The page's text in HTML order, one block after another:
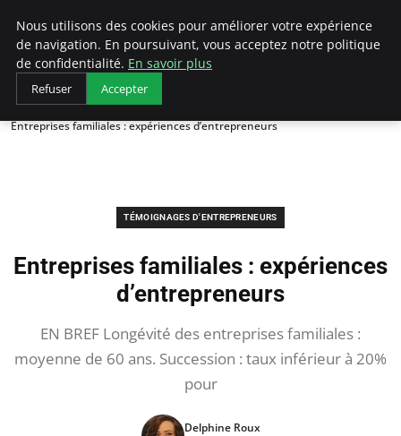
LECFCM
Accueil
Témoignages d'entrepreneurs
Entreprises familiales : expériences d’entrepreneurs
TÉMOIGNAGES D'ENTREPRENEURS
Entreprises familiales : expériences
d’entrepreneurs
EN BREF Longévité des entreprises familiales :
moyenne de 60 ans. Succession : taux inférieur à 20%
pour
Delphine Roux
Nous utilisons des cookies pour améliorer votre expérience
de navigation. En poursuivant, vous acceptez notre politique
de confidentialité. En savoir plus
Refuser Accepter